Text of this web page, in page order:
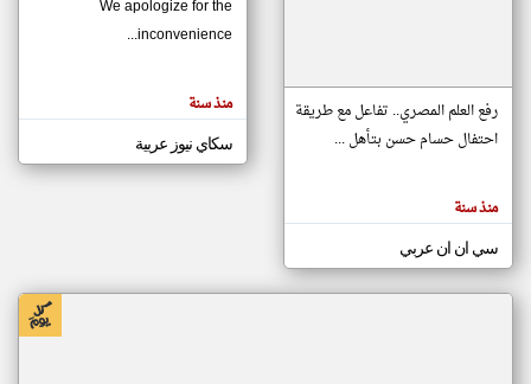
مصادر الأخبار من موريتانيا
اخبار موريتانيا على مدار الساعة
أهم اخبار موريتانيا العاجلة والمباشرة
المقالات
الموجوده
هنا عن
رفع العلم المصري.. تفاعل مع طريقة
احتفال حسام حسن بتأهل ...
منذ سنة
سي ان ان عربي
We apologize for the
inconvenience...
منذ سنة
سكاي نيوز عربية
klyoum.com